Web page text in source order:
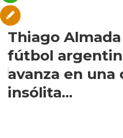
Thiago
fútbol
avanza en una
insólita...